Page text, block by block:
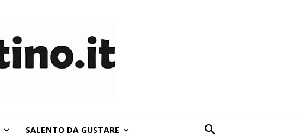
SALENTO DA GUSTARE